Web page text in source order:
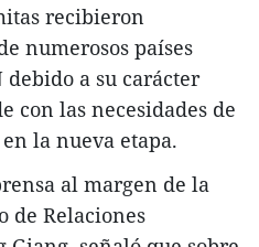
recibieron
numerosos países
debido a su carácter
con las necesidades de
la nueva etapa.
al margen de la
de Relaciones